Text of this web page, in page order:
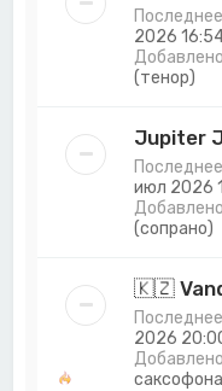
2026
(тенор)
Jupiter
июл 2026
(сопрано)
🇰🇿
2026
саксофона